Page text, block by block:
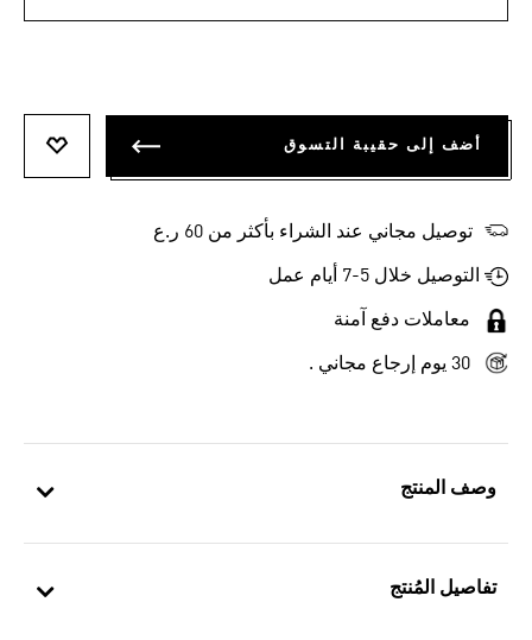
وصف المنتج
تفاصيل المُنتج
أضف إلى حقيبة التسوق
توصيل مجاني عند الشراء بأكثر من 60 ر.ع
التوصيل خلال 5-7 أيام عمل
معاملات دفع آمنة